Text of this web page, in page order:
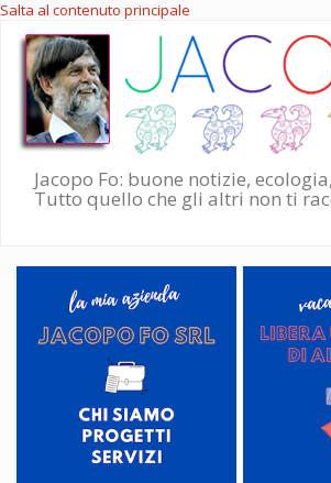
Salta al contenuto principale
Jacopo Fo: buone notizie,
Tutto quello che gli altri non ti